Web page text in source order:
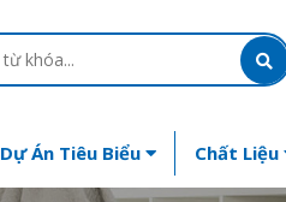
Dự Án Tiêu Biểu Chất Liệu